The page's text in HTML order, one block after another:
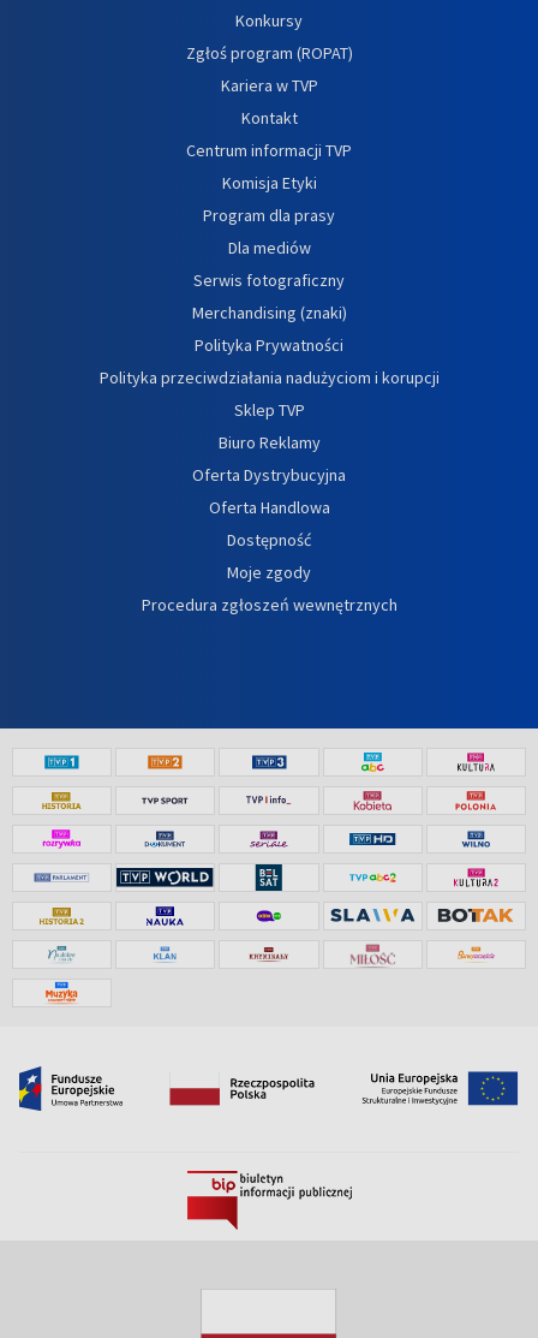
Konkursy
Zgłoś program (ROPAT)
Kariera w TVP
Kontakt
Centrum informacji TVP
Komisja Etyki
Program dla prasy
Dla mediów
Serwis fotograficzny
Merchandising (znaki)
Polityka Prywatności
Polityka przeciwdziałania nadużyciom i korupcji
Sklep TVP
Biuro Reklamy
Oferta Dystrybucyjna
Oferta Handlowa
Dostępność
Moje zgody
Procedura zgłoszeń wewnętrznych